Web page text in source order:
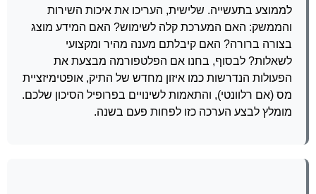
לממוצע בתעשייה. שלישית, העריכו את איכות השירות
והממשק: האם המערכת קלה לשימוש? האם המידע מוצג
בצורה ברורה? האם קיבלתם מענה מהיר ומקצועי
לשאלות? לבסוף, בחנו אם הפלטפורמה מבצעת את
הפעולות הנדרשות כמו איזון מחדש של התיק, אופטימיזציית
מס (אם רלוונטי), והתאמות לשינויים בפרופיל הסיכון שלכם.
מומלץ לבצע הערכה כזו לפחות פעם בשנה.